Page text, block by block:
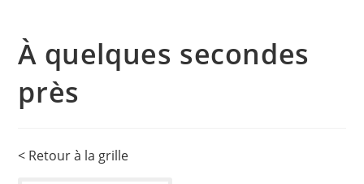
À quelques secondes
près
< Retour à la grille